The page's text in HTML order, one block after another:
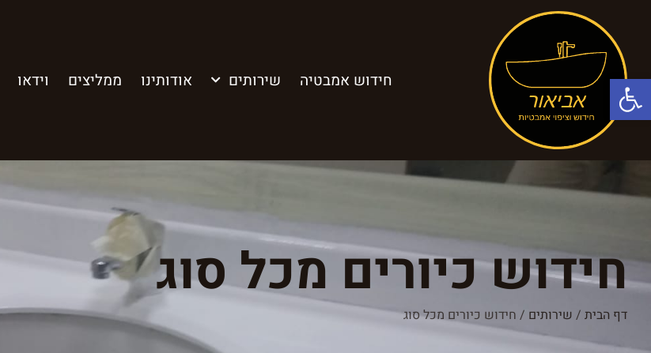
פתח סרגל נגישות חידוש אמבטיה שירותים אודותינו ממליצים וידאו
חידוש כיורים מכל סוג
דף הבית / שירותים / חידוש כיורים מכל סוג